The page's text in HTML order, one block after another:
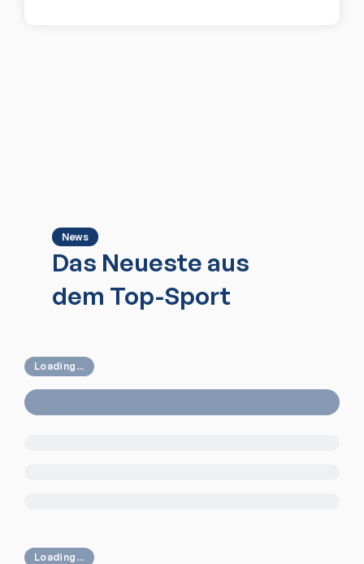
News
Das Neueste aus
dem Top-Sport
Loading...
Loading...